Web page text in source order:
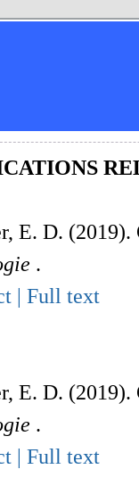
E. D. (2019).
.
| Full text
E. D. (2019).
.
| Full text